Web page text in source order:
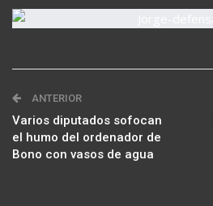
ANTERIOR
Varios diputados sofocan
el humo del ordenador de
Bono con vasos de agua